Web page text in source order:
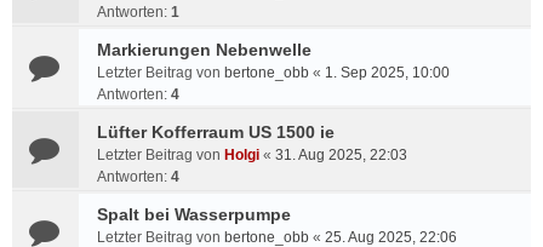
Antworten: 1
Markierungen Nebenwelle
Letzter Beitrag von bertone_obb « 1. Sep 2025, 10:00
Antworten: 4
Lüfter Kofferraum US 1500 ie
Letzter Beitrag von Holgi « 31. Aug 2025, 22:03
Antworten: 4
Spalt bei Wasserpumpe
Letzter Beitrag von bertone_obb « 25. Aug 2025, 22:06